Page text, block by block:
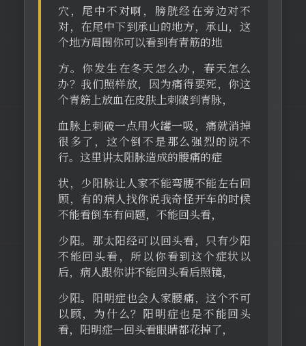
穴，尾中不对啊，膀胱经在旁边对不
对，在尾中下到承山的地方，承山，这
个地方周围你可以看到有青筋的地
方。你发生在冬天怎么办，春天怎么
办？我们照样放，因为痛得要死，你这
个青筋上放血在皮肤上刺破到青脉，
血脉上刺破一点用火罐一吸，痛就消掉
很多了，这个倒不是那么强烈的说不
行。这里讲太阳脉造成的腰痛的症
状，少阳脉让人家不能弯腰不能左右回
顾，有的病人找你说我奇怪开车的时候
不能看倒车有问题，不能回头看，
少阳。那太阳经可以回头看，只有少阳
不能回头看，所以你看到这个症状以
后，病人跟你讲不能回头看后照镜，
少阳。阳明症也会人家腰痛，这个不可
以顾，为什么？阳明症也是不能回头
看，阳明症一回头看眼睛都花掉了，